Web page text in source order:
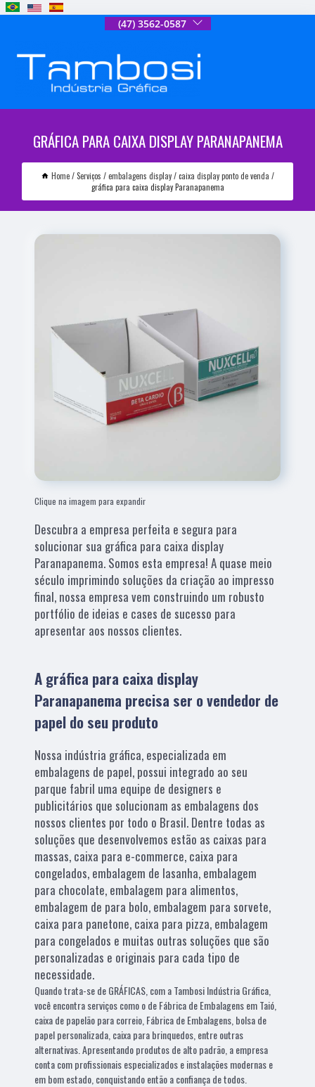
(47) 3562-0587
GRÁFICA PARA CAIXA DISPLAY PARANAPANEMA
Home Serviços embalagens display
caixa display ponto de venda
gráfica para caixa display Paranapanema
Clique na imagem para expandir
Descubra a empresa perfeita e segura para
solucionar sua gráfica para caixa display
Paranapanema. Somos esta empresa! A quase meio
século imprimindo soluções da criação ao impresso
final, nossa empresa vem construindo um robusto
portfólio de ideias e cases de sucesso para
apresentar aos nossos clientes.
A gráfica para caixa display
Paranapanema precisa ser o vendedor de
papel do seu produto
Nossa indústria gráfica, especializada em
embalagens de papel, possui integrado ao seu
parque fabril uma equipe de designers e
publicitários que solucionam as embalagens dos
nossos clientes por todo o Brasil. Dentre todas as
soluções que desenvolvemos estão as caixas para
massas, caixa para e-commerce, caixa para
congelados, embalagem de lasanha, embalagem
para chocolate, embalagem para alimentos,
embalagem de para bolo, embalagem para sorvete,
caixa para panetone, caixa para pizza, embalagem
para congelados e muitas outras soluções que são
personalizadas e originais para cada tipo de
necessidade.
Quando trata-se de GRÁFICAS, com a Tambosi Indústria Gráfica,
você encontra serviços como o de Fábrica de Embalagens em Taió,
caixa de papelão para correio, Fábrica de Embalagens, bolsa de
papel personalizada, caixa para brinquedos, entre outras
alternativas. Apresentando produtos de alto padrão, a empresa
conta com profissionais especializados e instalações modernas e
em bom estado, conquistando então a confiança de todos.